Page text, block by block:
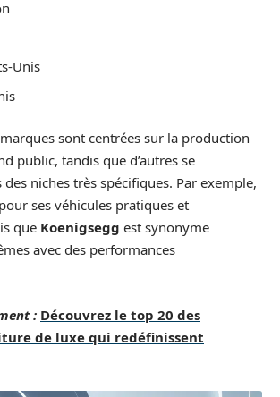
Unis
sont centrées sur la production
public, tandis que d’autres se
niches très spécifiques. Par exemple,
ses véhicules pratiques et
que Koenigsegg est synonyme
avec des performances
: Découvrez le top 20 des
de luxe qui redéfinissent